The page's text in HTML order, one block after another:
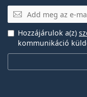
E-mail
Hozzájárulok a(z)
kommunikáció